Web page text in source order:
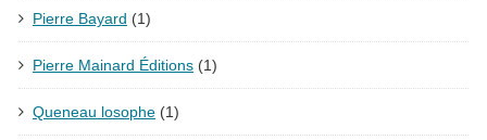
Pierre Bayard (1)
Pierre Mainard Éditions (1)
Queneau losophe (1)